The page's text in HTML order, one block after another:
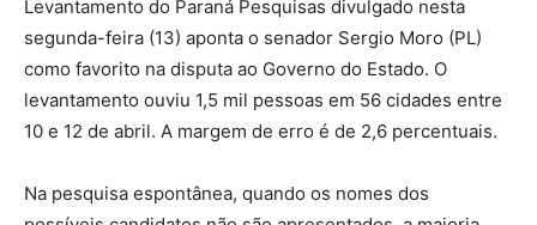
Levantamento do Paraná Pesquisas divulgado nesta
segunda-feira (13) aponta o senador Sergio Moro (PL)
como favorito na disputa ao Governo do Estado. O
levantamento ouviu 1,5 mil pessoas em 56 cidades entre
10 e 12 de abril. A margem de erro é de 2,6 percentuais.
Na pesquisa espontânea, quando os nomes dos